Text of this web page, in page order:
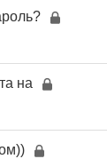
на